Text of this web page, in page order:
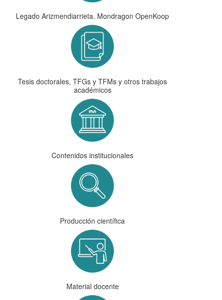
Legado Arizmendiarrieta. Mondragon OpenKoop
Tesis doctorales, TFGs y TFMs y otros trabajos
académicos
Contenidos institucionales
Producción científica
Material docente